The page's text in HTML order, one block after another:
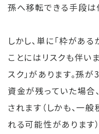
孫へ移転できる手段は
しかし、単に「枠があ
ことにはリスクも伴い
スク」があります。孫
資金が残っていた場合
されます（しかも、一
れる可能性があります）